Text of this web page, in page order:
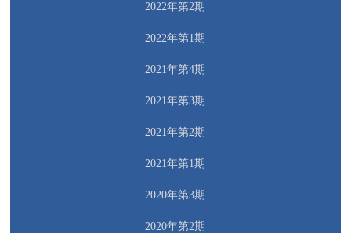
2022年第2期
2022年第1期
2021年第4期
2021年第3期
2021年第2期
2021年第1期
2020年第3期
2020年第2期